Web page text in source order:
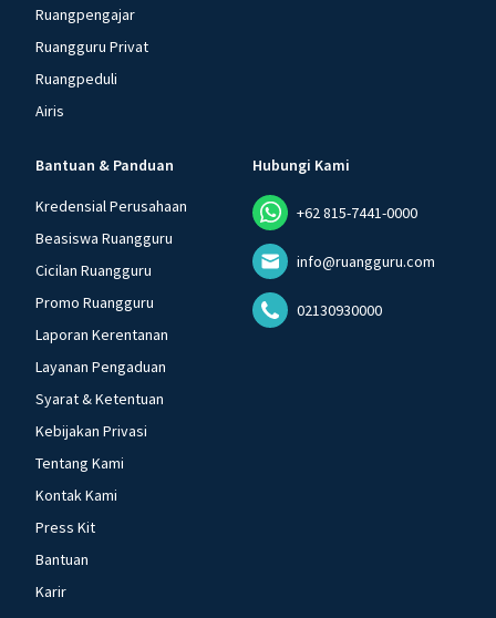
Ruangpengajar
Ruangguru Privat
Ruangpeduli
Airis
Bantuan & Panduan
Kredensial Perusahaan
Beasiswa Ruangguru
Cicilan Ruangguru
Promo Ruangguru
Laporan Kerentanan
Layanan Pengaduan
Syarat & Ketentuan
Kebijakan Privasi
Tentang Kami
Kontak Kami
Press Kit
Bantuan
Karir
Hubungi Kami
+62 815-7441-0000
info@ruangguru.com
02130930000